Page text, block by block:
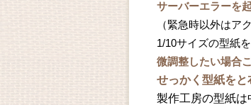
サーバーエラーを
（緊急時以外はア
1/10サイズの型紙
微調整したい場合
せっかく型紙をと
製作工房の型紙は